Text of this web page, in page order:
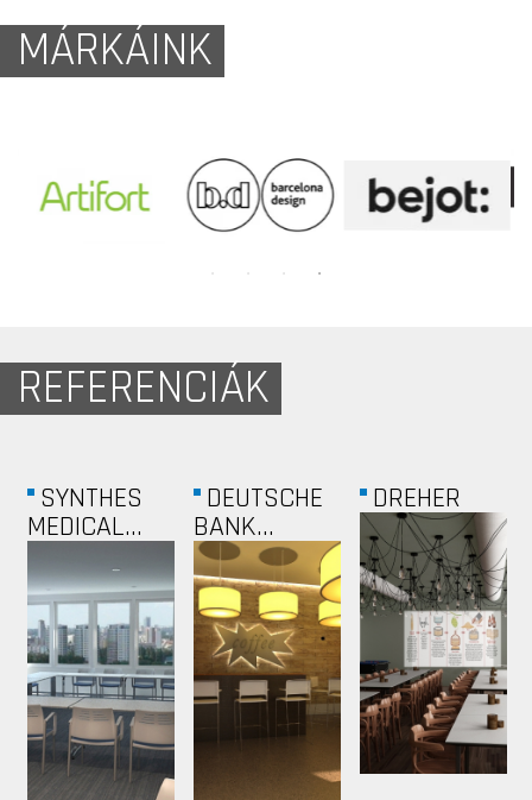
MÁRKÁINK
REFERENCIÁK
GLAXOSMITHKLINE...
OPEN
SOCIETY...
MAGÁNVILLA